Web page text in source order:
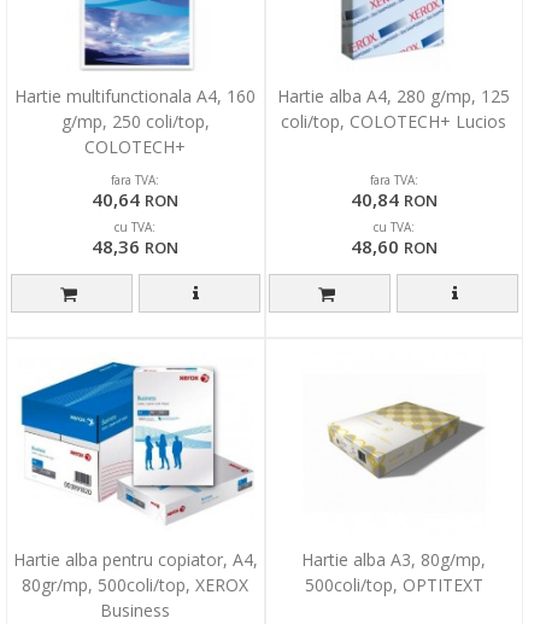
Hartie multifunctionala A4, 160
g/mp, 250 coli/top,
COLOTECH+
fara TVA:
40,64 RON
cu TVA:
48,36 RON
Hartie alba A4, 280 g/mp, 125
coli/top, COLOTECH+ Lucios
fara TVA:
40,84 RON
cu TVA:
48,60 RON
Hartie alba pentru copiator, A4,
80gr/mp, 500coli/top, XEROX
Business
Hartie alba A3, 80g/mp,
500coli/top, OPTITEXT